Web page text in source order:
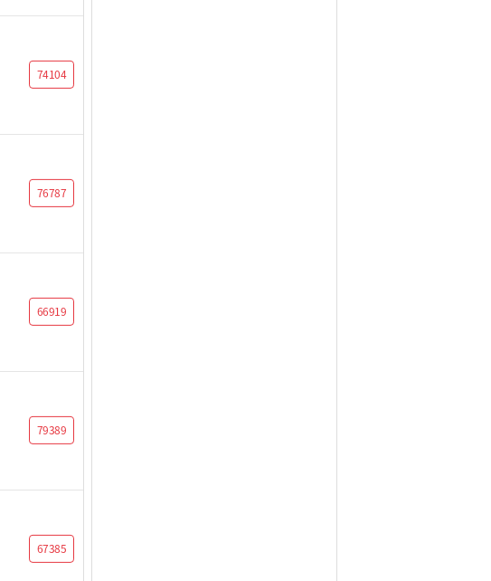
74104
76787
66919
79389
67385